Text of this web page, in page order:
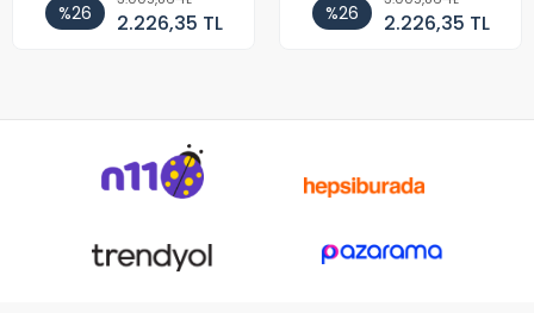
%26 2.226,35 TL %26 2.226,35 TL